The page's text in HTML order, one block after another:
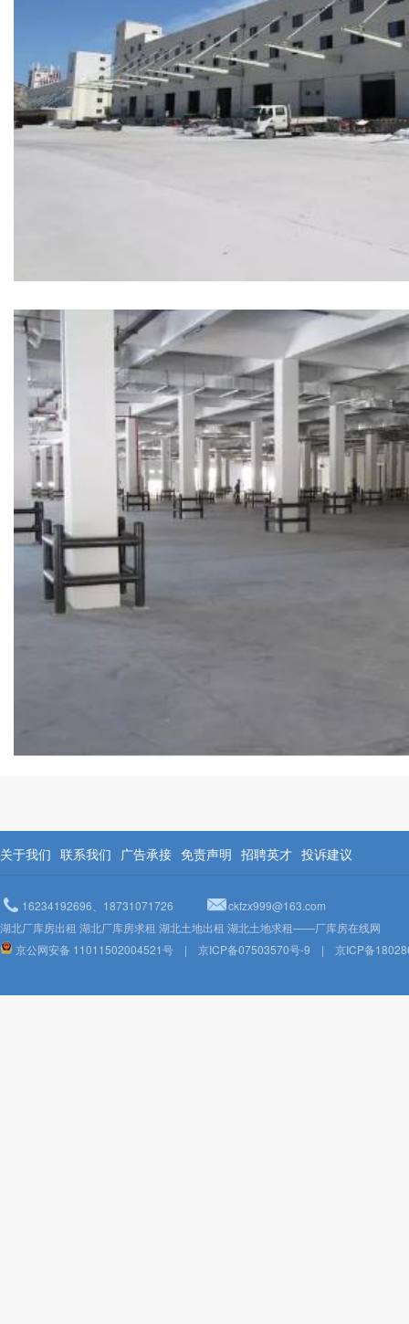
关于我们 联系我们 广告承接 免责声明 招聘英才 投诉建议
16234192696、18731071726
ckfzx999@163.com
湖北厂库房出租 湖北厂库房求租 湖北土地出租 湖北土地求租——厂库房在线网
京公网安备 11011502004521号 | 京ICP备07503570号-9 | 京ICP备